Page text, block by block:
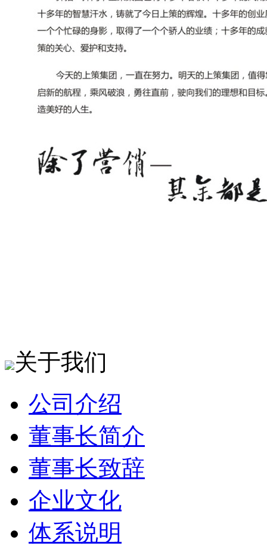
关于我们
公司介绍
董事长简介
董事长致辞
企业文化
体系说明